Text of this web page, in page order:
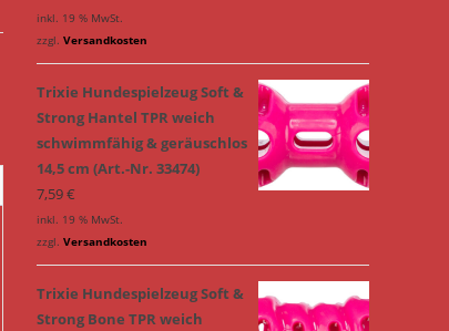
inkl. 19 % MwSt.
zzgl. Versandkosten
Trixie Hundespielzeug Soft &
Strong Hantel TPR weich
schwimmfähig & geräuschlos
14,5 cm (Art.-Nr. 33474)
7,59€
inkl. 19 % MwSt.
zzgl. Versandkosten
Trixie Hundespielzeug Soft &
Strong Bone TPR weich